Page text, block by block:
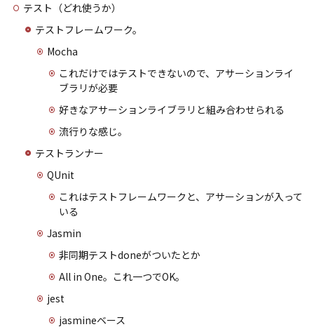
テスト（どれ使うか）
テストフレームワーク。
Mocha
これだけではテストできないので、アサーションライ
ブラリが必要
好きなアサーションライブラリと組み合わせられる
流行りな感じ。
テストランナー
QUnit
これはテストフレームワークと、アサーションが入って
いる
Jasmin
非同期テストdoneがついたとか
All in One。これ一つでOK。
jest
jasmineベース